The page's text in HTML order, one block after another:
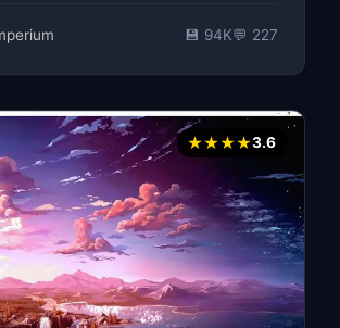
читов, команд и модов открывают
💾 94K💬 227
★★★★3.6